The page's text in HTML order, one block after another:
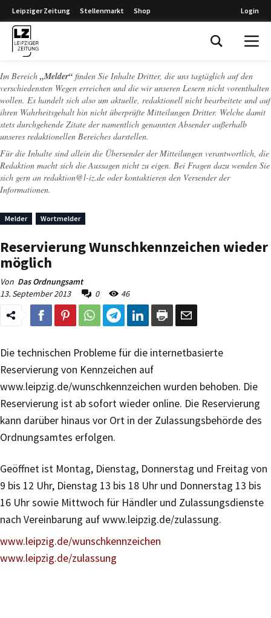
Leipziger Zeitung Stellenmarkt Shop Login
Im Bereich „Melder“ finden Sie Inhalte Dritter, die uns tagtäglich auf den
verschiedensten Wegen erreichen und die wir unseren Lesern nicht vorenthalten
wollen. Es handelt sich also um aktuelle, redaktionell nicht bearbeitete und auf
ihren Wahrheitsgehalt hin nicht überprüfte Mitteilungen Dritter. Welche damit
stets durchgehende Zitate der namentlich genannten Absender außerhalb
unseres redaktionellen Bereiches darstellen.
Für die Inhalte sind allein die Übersender der Mitteilungen verantwortlich, die
Redaktion macht sich die Aussagen nicht zu eigen. Bei Fragen dazu wenden Sie
sich gern an redaktion@l-iz.de oder kontaktieren den Versender der
Informationen.
Melder Wortmelder
Reservierung Wunschkennzeichen wieder
möglich
Von Das Ordnungsamt
13. September 2013
0 46
Die technischen Probleme für die internetbasierte
Reservierung von Kennzeichen auf
www.leipzig.de/wunschkennzeichen wurden behoben. Die
Reservierung ist ab sofort wieder online. Die Reservierung
kann darüber hinaus vor Ort in der Zulassungsbehörde des
Ordnungsamtes erfolgen.
Geöffnet ist Montag, Dienstag, Donnerstag und Freitag von
9 bis 12 Uhr, Dienstag 13 bis 18 Uhr und Donnerstag 13 bis
16 Uhr sowie Mittwoch für Händler und Zulassungsdienste
nach Vereinbarung auf www.leipzig.de/zulassung.
www.leipzig.de/wunschkennzeichen
www.leipzig.de/zulassung